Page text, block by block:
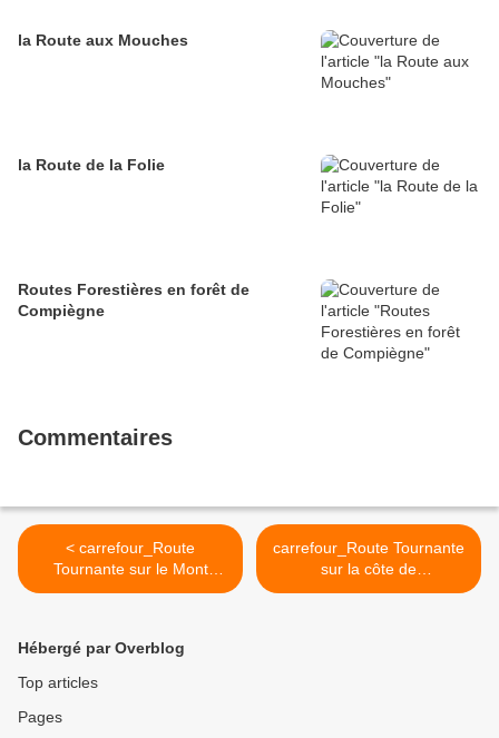
la Route aux Mouches
la Route de la Folie
Routes Forestières en forêt de
Compiègne
Commentaires
< carrefour_Route
Tournante sur le Mont
Collet_GR12A_Route de la
carrefour_Route Tournante
sur la côte de
Roilaye_Chemin Rural des
Hébergé par Overblog
Top articles
Pages